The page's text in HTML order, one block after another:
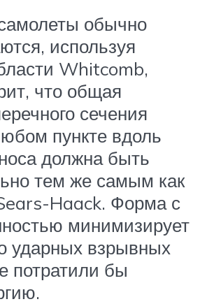
обычно
используя
Whitcomb,
что общая
сечения
пункте вдоль
должна быть
тем же самым как
Haack. Форма с
минимизирует
ударных взрывных
потратили бы